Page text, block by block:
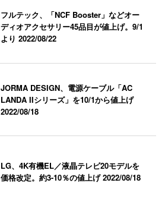
フルテック、「NCF Booster」などオー
ディオアクセサリー45品目が値上げ。9/1
より2022/08/22
JORMA DESIGN、電源ケーブル「AC
LANDA IIシリーズ」を10/1から値上げ
2022/08/18
LG、4K有機EL／液晶テレビ20モデルを
価格改定。約3-10％の値上げ2022/08/18